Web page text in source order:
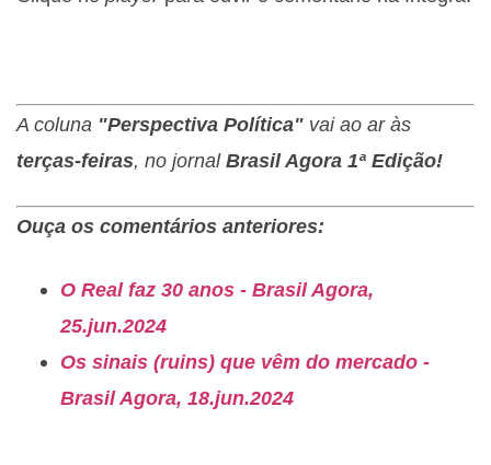
A coluna "Perspectiva Política" vai ao ar às
terças-feiras, no jornalBrasil Agora 1ª Edição!
Ouça os comentários anteriores:
O Real faz 30 anos - Brasil Agora,
25.jun.2024
Os sinais (ruins) que vêm do mercado -
Brasil Agora, 18.jun.2024